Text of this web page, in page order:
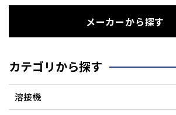
メーカーから探す
カテゴリから探す
溶接機